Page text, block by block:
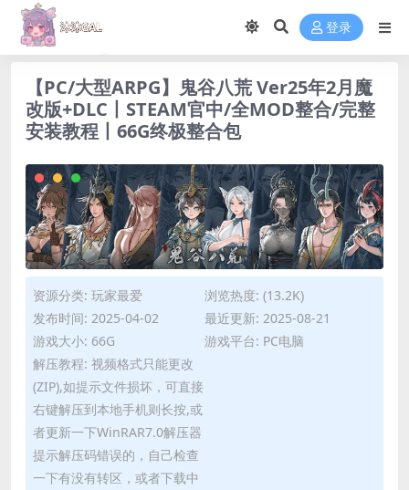
登录
【PC/大型ARPG】鬼谷八荒 Ver25年2月魔
改版+DLC丨STEAM官中/全MOD整合/完整
安装教程丨66G终极整合包
资源分类: 玩家最爱
浏览热度: (13.2K)
发布时间: 2025-04-02
最近更新: 2025-08-21
游戏大小: 66G
游戏平台: PC电脑
解压教程: 视频格式只能更改
(ZIP),如提示文件损坏，可直接
右键解压到本地手机则长按,或
者更新一下WinRAR7.0解压器
提示解压码错误的，自己检查
一下有没有转区，或者下载中